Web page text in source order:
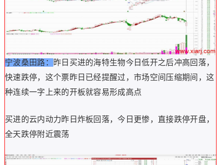
宁波桑田路：
昨日买进的海特生物今日低开之后冲高回落，
快速跌停，这个票昨日已经提醒过，市场空间压缩期间，这
种连续一字上来的开板就容易形成高点
买进的云内动力昨日炸板回落，今日更惨，直接跌停开盘，
全天跌停附近震荡